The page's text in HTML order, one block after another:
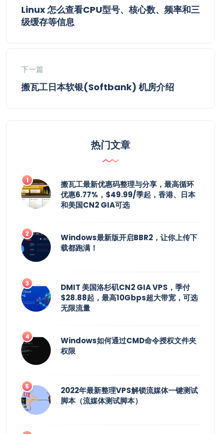
Linux 怎么查看CPU型号、核心数、频率和三
级缓存等信息
下一篇
搬瓦工日本软银(Softbank) 机房介绍
热门文章
搬瓦工最新优惠码整理与分享，最高循环
优惠6.77%，$49.99/季起，香港、日本
和美国CN2 GIA可选
Windows最新版开启BBR2，让你上传下
载都跑满！
DMIT 美国洛杉矶CN2 GIA VPS，季付
$28.88起，最高10Gbps超大带宽，可选
无限流量
Windows如何通过CMD命令授权文件夹
权限
2022年最新整理VPS解锁流媒体一键测试
脚本（流媒体测试脚本）